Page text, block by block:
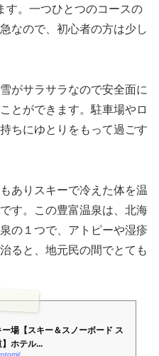
す。一つひとつのコースの
なので、初心者の方は少し
がサラサラなので安全面に
とができます。駐車場やロ
ちにゆとりをもって過ごす
ありスキーで冷えた体を温
す。この豊富温泉は、北海
の１つで、アトピーや湿疹
ると、地元民の間でとても
場【スキー＆スノーボード ス
ホテル...